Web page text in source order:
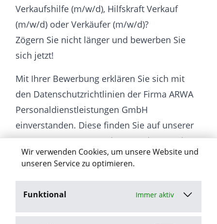
Wir verwenden Cookies, um unsere Website und
unseren Service zu optimieren.
Funktional Immer aktiv
Verkaufshilfe (m/w/d), Hilfskraft Verkauf
(m/w/d) oder Verkäufer (m/w/d)?
Zögern Sie nicht länger und bewerben Sie
sich jetzt!
Mit Ihrer Bewerbung erklären Sie sich mit
den Datenschutzrichtlinien der Firma ARWA
Personaldienstleistungen GmbH
einverstanden. Diese finden Sie auf unserer
Homepage www.arwa.de unter dem Punkt
“Datenschutz”.